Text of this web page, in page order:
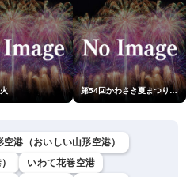
第54回かわさき夏まつり花火大会「おらが自慢のでっかい花火」
空港（おいしい山形空港）
いわて花巻空港